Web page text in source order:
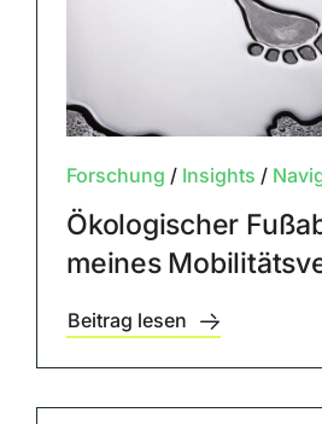
Forschung / Insights /
Ökologischer
meines
Beitrag lesen